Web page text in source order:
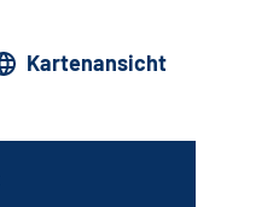
Kartenansicht